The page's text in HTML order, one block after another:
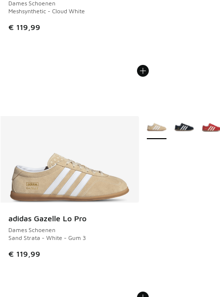
Dames Schoenen
Meshsynthetic - Cloud White
€ 119,99
adidas Gazelle Lo Pro
Dames Schoenen
Sand Strata - White - Gum 3
€ 119,99
Meer kleuren